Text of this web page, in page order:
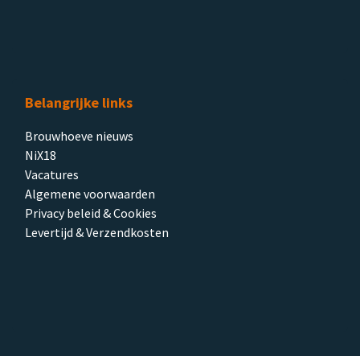
Belangrijke links
Brouwhoeve nieuws
NiX18
Vacatures
Algemene voorwaarden
Privacy beleid & Cookies
Levertijd & Verzendkosten